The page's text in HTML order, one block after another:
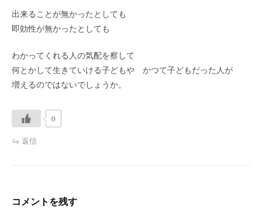
出来ることが無かったとしても
即効性が無かったとしても
わかってくれる人の気配を察して
何とかして生きていける子どもや かつて子どもだった人が
増えるのではないでしょうか。
0
返信
コメントを残す